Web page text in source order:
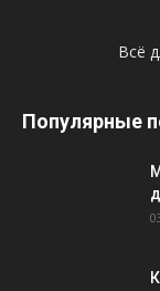
Всё
Популярные